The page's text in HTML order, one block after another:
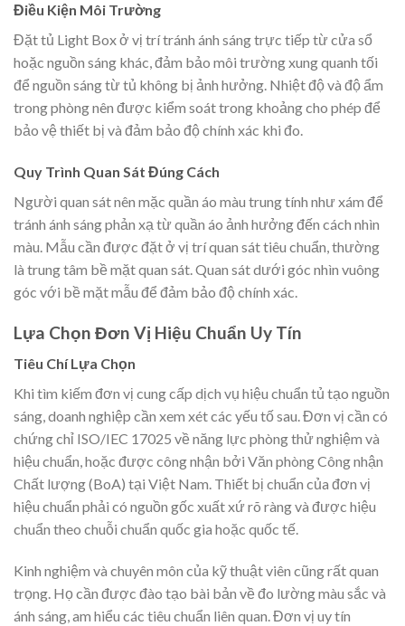
Điều Kiện Môi Trường
Đặt tủ Light Box ở vị trí tránh ánh sáng trực tiếp từ cửa sổ
hoặc nguồn sáng khác, đảm bảo môi trường xung quanh tối
để nguồn sáng từ tủ không bị ảnh hưởng. Nhiệt độ và độ ẩm
trong phòng nên được kiểm soát trong khoảng cho phép để
bảo vệ thiết bị và đảm bảo độ chính xác khi đo.
Quy Trình Quan Sát Đúng Cách
Người quan sát nên mặc quần áo màu trung tính như xám để
tránh ánh sáng phản xạ từ quần áo ảnh hưởng đến cách nhìn
màu. Mẫu cần được đặt ở vị trí quan sát tiêu chuẩn, thường
là trung tâm bề mặt quan sát. Quan sát dưới góc nhìn vuông
góc với bề mặt mẫu để đảm bảo độ chính xác.
Lựa Chọn Đơn Vị Hiệu Chuẩn Uy Tín
Tiêu Chí Lựa Chọn
Khi tìm kiếm đơn vị cung cấp dịch vụ hiệu chuẩn tủ tạo nguồn
sáng, doanh nghiệp cần xem xét các yếu tố sau. Đơn vị cần có
chứng chỉ ISO/IEC 17025 về năng lực phòng thử nghiệm và
hiệu chuẩn, hoặc được công nhận bởi Văn phòng Công nhận
Chất lượng (BoA) tại Việt Nam. Thiết bị chuẩn của đơn vị
hiệu chuẩn phải có nguồn gốc xuất xứ rõ ràng và được hiệu
chuẩn theo chuỗi chuẩn quốc gia hoặc quốc tế.
Kinh nghiệm và chuyên môn của kỹ thuật viên cũng rất quan
trọng. Họ cần được đào tạo bài bản về đo lường màu sắc và
ánh sáng, am hiểu các tiêu chuẩn liên quan. Đơn vị uy tín